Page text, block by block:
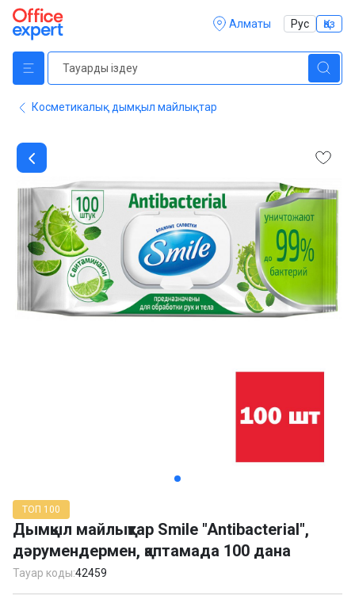
Алматы Рус Қаз
Косметикалық дымқыл майлықтар
of
3
ТОП 100
Дымқыл майлықтар Smile "Antibacterial",
дәрумендермен, қаптамада 100 дана
Тауар коды:42459